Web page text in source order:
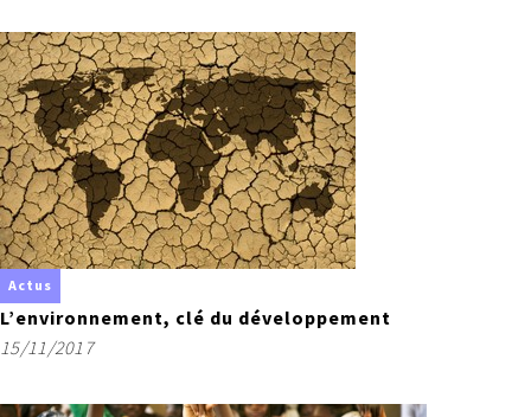
Actus
L’environnement, clé du développement
15/11/2017